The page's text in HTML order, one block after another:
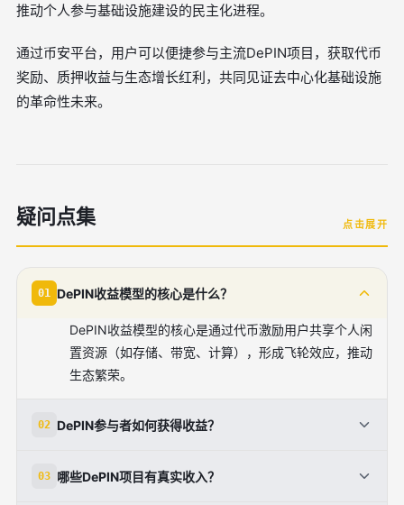
推动个人参与基础设施建设的民主化进程。
通过币安平台，用户可以便捷参与主流DePIN项目，获取代币
奖励、质押收益与生态增长红利，共同见证去中心化基础设施
的革命性未来。
疑问点集 点击展开
01 DePIN收益模型的核心是什么？
DePIN收益模型的核心是通过代币激励用户共享个人闲
置资源（如存储、带宽、计算），形成飞轮效应，推动
生态繁荣。
02 DePIN参与者如何获得收益？
质押收益、交易手续费回购及数据授权收入等多种方式
03 哪些DePIN项目有真实收入？